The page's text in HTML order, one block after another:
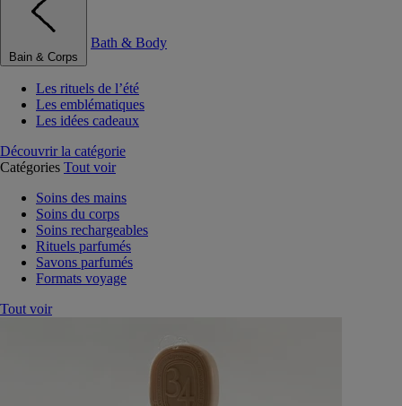
Bain & Corps
Bath & Body
Les rituels de l’été
Les emblématiques
Les idées cadeaux
Découvrir la catégorie
Catégories Tout voir
Soins des mains
Soins du corps
Soins rechargeables
Rituels parfumés
Savons parfumés
Formats voyage
Tout voir